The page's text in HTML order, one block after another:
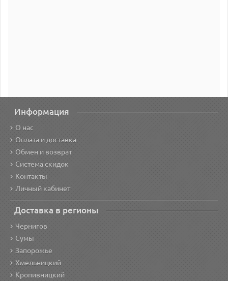
Информация
О нас
Оплата и доставка
Обмен и возврат
Система скидок
Контакты
Личный кабинет
Доставка в регионы
Чернигов
Сумы
Запорожье
Хмельницкий
Кропивницкий